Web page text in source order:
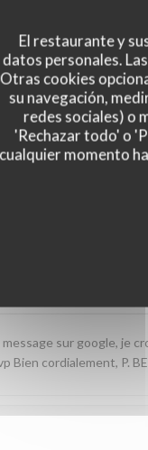
El restaurante y
datos personales.
Otras cookies
su navegación,
redes sociales) o
'Rechazar todo' o
cualquier momento
Las
sur google, je
Bien cordialement, P.